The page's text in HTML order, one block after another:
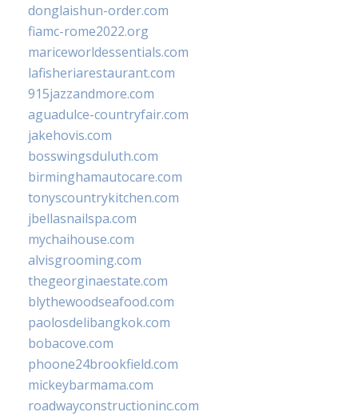
donglaishun-order.com
fiamc-rome2022.org
mariceworldessentials.com
lafisheriarestaurant.com
915jazzandmore.com
aguadulce-countryfair.com
jakehovis.com
bosswingsduluth.com
birminghamautocare.com
tonyscountrykitchen.com
jbellasnailspa.com
mychaihouse.com
alvisgrooming.com
thegeorginaestate.com
blythewoodseafood.com
paolosdelibangkok.com
bobacove.com
phoone24brookfield.com
mickeybarmama.com
roadwayconstructioninc.com